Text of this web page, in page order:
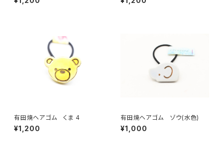
有田焼ヘアゴム くま 4
¥1,200
有田焼ヘアゴム ゾウ(水色)
¥1,000